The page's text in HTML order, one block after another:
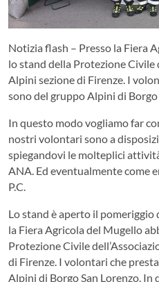
Notizia flash – Presso la Fiera
lo stand della Protezione Civile
Alpini sezione di Firenze. I
sono del gruppo Alpini di Borgo
In questo modo vogliamo far
nostri volontari sono a
spiegandovi le molteplici
ANA. Ed eventualmente come
P.C.
Lo stand è aperto il pomeriggio
la Fiera Agricola del Mugello
Protezione Civile
di Firenze. I volontari che
Alpini di Borgo San Lorenzo.